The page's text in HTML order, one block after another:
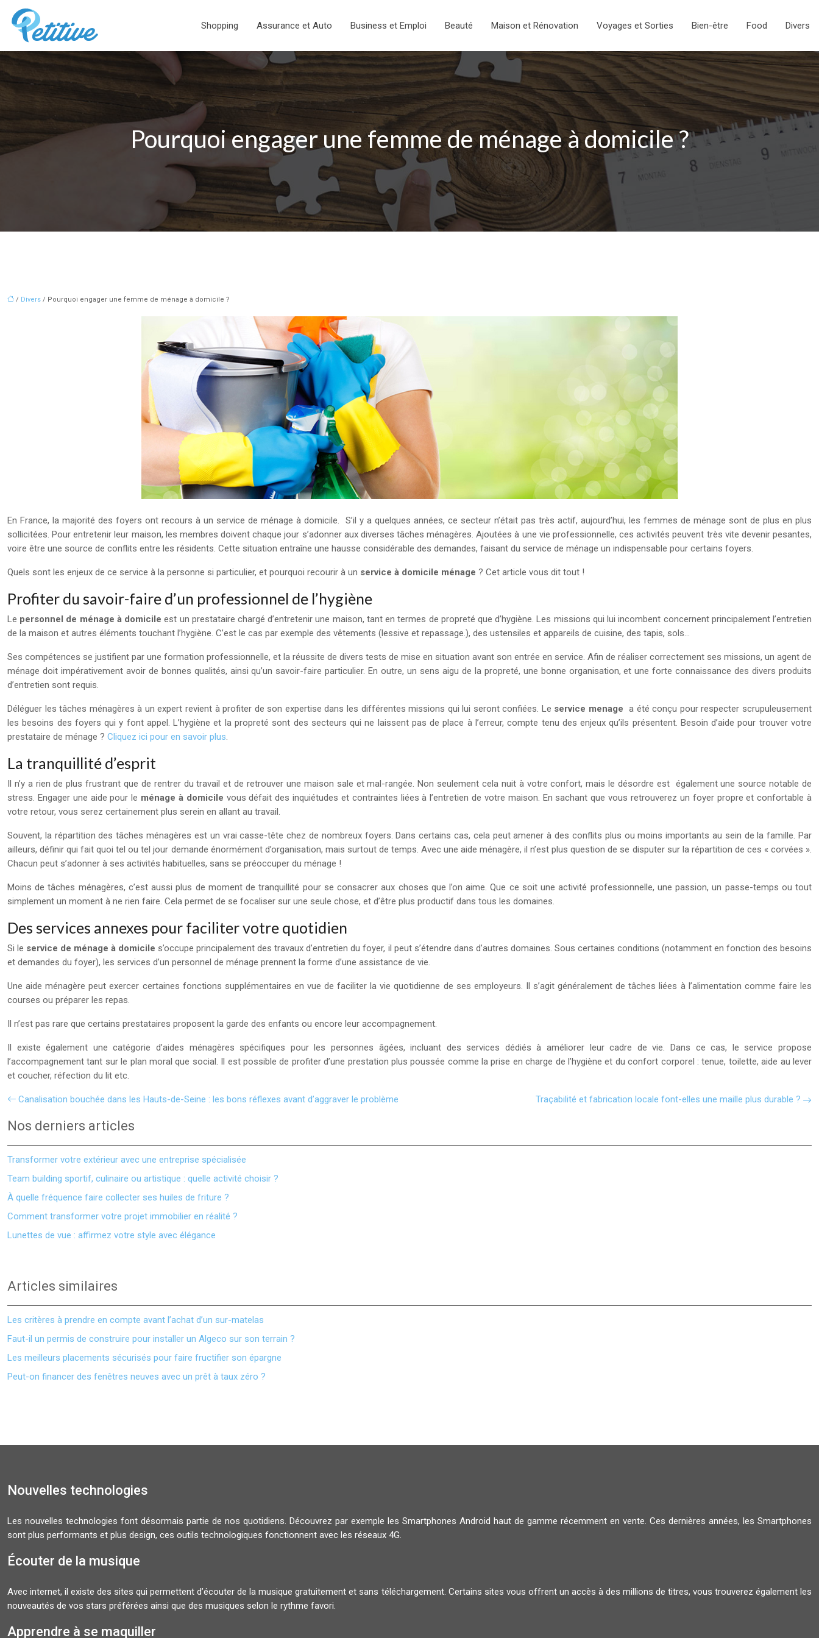
Shopping Assurance et Auto Business et Emploi Beauté Maison et Rénovation Voyages et Sorties Bien-être Food Divers
Pourquoi engager une femme de ménage à domicile ?
/ Divers / Pourquoi engager une femme de ménage à domicile ?
En France, la majorité des foyers ont recours à un service de ménage à domicile. S’il y a quelques années, ce secteur n’était pas très actif, aujourd’hui, les femmes de ménage sont de plus en plus
sollicitées. Pour entretenir leur maison, les membres doivent chaque jour s’adonner aux diverses tâches ménagères. Ajoutées à une vie professionnelle, ces activités peuvent très vite devenir pesantes,
voire être une source de conflits entre les résidents. Cette situation entraîne une hausse considérable des demandes, faisant du service de ménage un indispensable pour certains foyers.
Quels sont les enjeux de ce service à la personne si particulier, et pourquoi recourir à un service à domicile ménage ? Cet article vous dit tout !
Profiter du savoir-faire d’un professionnel de l’hygiène
Le personnel de ménage à domicile est un prestataire chargé d’entretenir une maison, tant en termes de propreté que d’hygiène. Les missions qui lui incombent concernent principalement l’entretien
de la maison et autres éléments touchant l’hygiène. C’est le cas par exemple des vêtements (lessive et repassage.), des ustensiles et appareils de cuisine, des tapis, sols…
Ses compétences se justifient par une formation professionnelle, et la réussite de divers tests de mise en situation avant son entrée en service. Afin de réaliser correctement ses missions, un agent de
ménage doit impérativement avoir de bonnes qualités, ainsi qu’un savoir-faire particulier. En outre, un sens aigu de la propreté, une bonne organisation, et une forte connaissance des divers produits
d’entretien sont requis.
Déléguer les tâches ménagères à un expert revient à profiter de son expertise dans les différentes missions qui lui seront confiées. Le service menage a été conçu pour respecter scrupuleusement
les besoins des foyers qui y font appel. L’hygiène et la propreté sont des secteurs qui ne laissent pas de place à l’erreur, compte tenu des enjeux qu’ils présentent. Besoin d’aide pour trouver votre
prestataire de ménage ? Cliquez ici pour en savoir plus.
La tranquillité d’esprit
Il n’y a rien de plus frustrant que de rentrer du travail et de retrouver une maison sale et mal-rangée. Non seulement cela nuit à votre confort, mais le désordre est également une source notable de
stress. Engager une aide pour le ménage à domicile vous défait des inquiétudes et contraintes liées à l’entretien de votre maison. En sachant que vous retrouverez un foyer propre et confortable à
votre retour, vous serez certainement plus serein en allant au travail.
Souvent, la répartition des tâches ménagères est un vrai casse-tête chez de nombreux foyers. Dans certains cas, cela peut amener à des conflits plus ou moins importants au sein de la famille. Par
ailleurs, définir qui fait quoi tel ou tel jour demande énormément d’organisation, mais surtout de temps. Avec une aide ménagère, il n’est plus question de se disputer sur la répartition de ces « corvées ».
Chacun peut s’adonner à ses activités habituelles, sans se préoccuper du ménage !
Moins de tâches ménagères, c’est aussi plus de moment de tranquillité pour se consacrer aux choses que l’on aime. Que ce soit une activité professionnelle, une passion, un passe-temps ou tout
simplement un moment à ne rien faire. Cela permet de se focaliser sur une seule chose, et d’être plus productif dans tous les domaines.
Des services annexes pour faciliter votre quotidien
Si le service de ménage à domicile s’occupe principalement des travaux d’entretien du foyer, il peut s’étendre dans d’autres domaines. Sous certaines conditions (notamment en fonction des besoins
et demandes du foyer), les services d’un personnel de ménage prennent la forme d’une assistance de vie.
Une aide ménagère peut exercer certaines fonctions supplémentaires en vue de faciliter la vie quotidienne de ses employeurs. Il s’agit généralement de tâches liées à l’alimentation comme faire les
courses ou préparer les repas.
Il n’est pas rare que certains prestataires proposent la garde des enfants ou encore leur accompagnement.
Il existe également une catégorie d’aides ménagères spécifiques pour les personnes âgées, incluant des services dédiés à améliorer leur cadre de vie. Dans ce cas, le service propose
l’accompagnement tant sur le plan moral que social. Il est possible de profiter d’une prestation plus poussée comme la prise en charge de l’hygiène et du confort corporel : tenue, toilette, aide au lever
et coucher, réfection du lit etc.
Canalisation bouchée dans les Hauts-de-Seine : les bons réflexes avant d’aggraver le problème Traçabilité et fabrication locale font-elles une maille plus durable ?
Nos derniers articles
Transformer votre extérieur avec une entreprise spécialisée
Team building sportif, culinaire ou artistique : quelle activité choisir ?
À quelle fréquence faire collecter ses huiles de friture ?
Comment transformer votre projet immobilier en réalité ?
Lunettes de vue : affirmez votre style avec élégance
Articles similaires
Les critères à prendre en compte avant l’achat d’un sur-matelas
Faut-il un permis de construire pour installer un Algeco sur son terrain ?
Les meilleurs placements sécurisés pour faire fructifier son épargne
Peut-on financer des fenêtres neuves avec un prêt à taux zéro ?
Nouvelles technologies
Les nouvelles technologies font désormais partie de nos quotidiens. Découvrez par exemple les Smartphones Android haut de gamme récemment en vente. Ces dernières années, les Smartphones
sont plus performants et plus design, ces outils technologiques fonctionnent avec les réseaux 4G.
Écouter de la musique
Avec internet, il existe des sites qui permettent d’écouter de la musique gratuitement et sans téléchargement. Certains sites vous offrent un accès à des millions de titres, vous trouverez également les
nouveautés de vos stars préférées ainsi que des musiques selon le rythme favori.
Apprendre à se maquiller